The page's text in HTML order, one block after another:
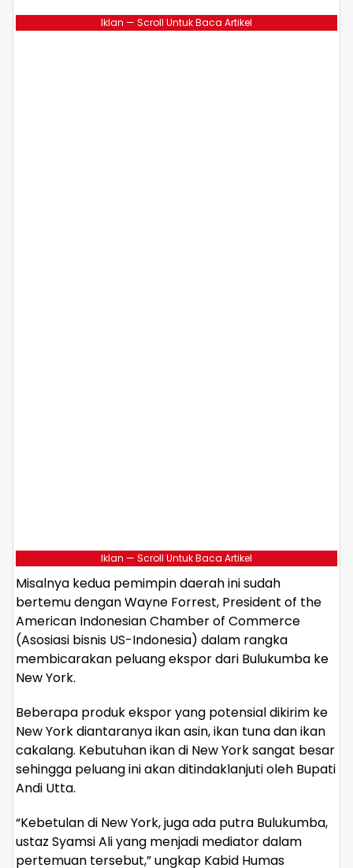
Iklan — Scroll Untuk Baca Artikel
Iklan — Scroll Untuk Baca Artikel
Misalnya kedua pemimpin daerah ini sudah
bertemu dengan Wayne Forrest, President of the
American Indonesian Chamber of Commerce
(Asosiasi bisnis US-Indonesia) dalam rangka
membicarakan peluang ekspor dari Bulukumba ke
New York.
Beberapa produk ekspor yang potensial dikirim ke
New York diantaranya ikan asin, ikan tuna dan ikan
cakalang. Kebutuhan ikan di New York sangat besar
sehingga peluang ini akan ditindaklanjuti oleh Bupati
Andi Utta.
“Kebetulan di New York, juga ada putra Bulukumba,
ustaz Syamsi Ali yang menjadi mediator dalam
pertemuan tersebut,” ungkap Kabid Humas